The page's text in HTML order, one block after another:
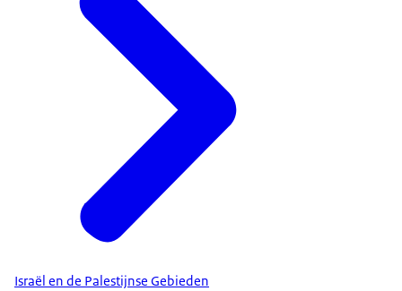
Israël en de Palestijnse Gebieden